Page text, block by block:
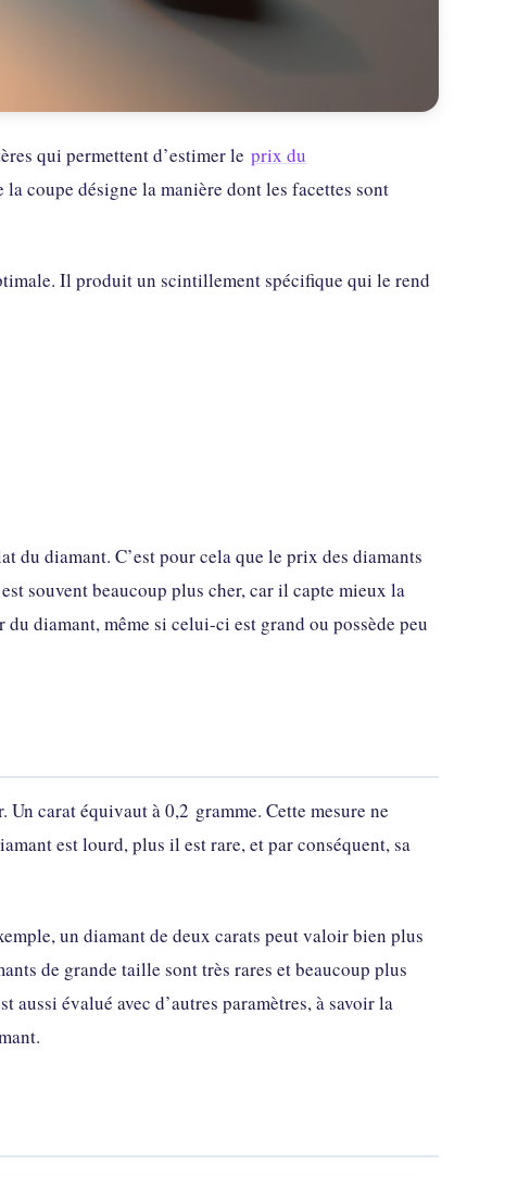
qui permettent d’estimer le prix du
coupe désigne la manière dont les facettes sont
Il produit un scintillement spécifique qui le rend
du diamant. C’est pour cela que le prix des diamants
souvent beaucoup plus cher, car il capte mieux la
diamant, même si celui-ci est grand ou possède peu
carat équivaut à 0,2 gramme. Cette mesure ne
est lourd, plus il est rare, et par conséquent, sa
un diamant de deux carats peut valoir bien plus
de grande taille sont très rares et beaucoup plus
aussi évalué avec d’autres paramètres, à savoir la